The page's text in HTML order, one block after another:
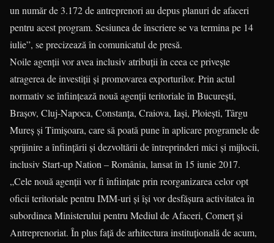
un număr de 3.172 de antreprenori au depus planuri de afaceri
pentru acest program. Sesiunea de înscriere se va termina pe 14
iulie”, se precizează în comunicatul de presă.
Noile agenții vor avea inclusiv atribuții în ceea ce privește
atragerea de investiții și promovarea exporturilor. Prin actul
normativ se înființează nouă agenții teritoriale în București,
Brașov, Cluj-Napoca, Constanța, Craiova, Iași, Ploiești, Târgu
Mureș și Timișoara, care să poată pune în aplicare programele de
sprijinire a înființării și dezvoltării de întreprinderi mici și mijlocii,
inclusiv Start-up Nation – România, lansat în 15 iunie 2017.
„Cele nouă agenții vor fi înființate prin reorganizarea celor opt
oficii teritoriale pentru IMM-uri și își vor desfășura activitatea în
subordinea Ministerului pentru Mediul de Afaceri, Comerț și
Antreprenoriat. În plus față de arhitectura instituțională de acum,